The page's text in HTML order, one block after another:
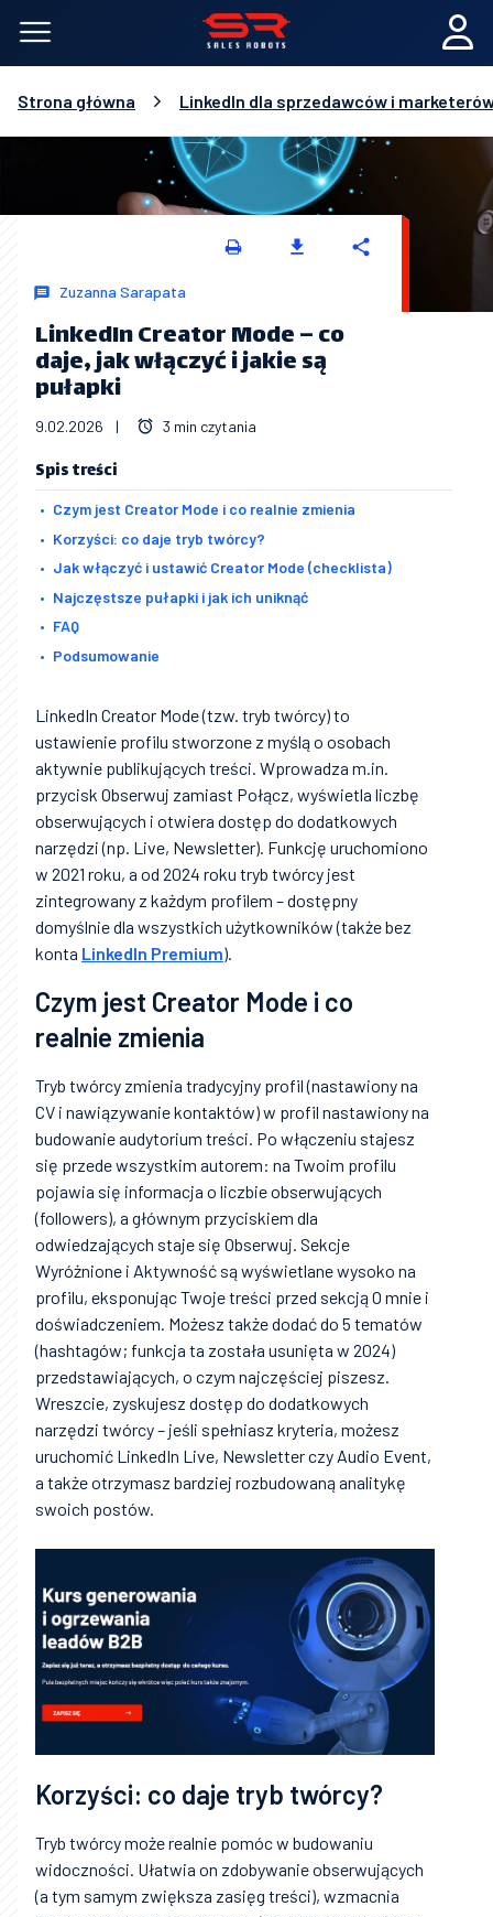
Strona główna LinkedIn dla sprzedawców i
Zuzanna Sarapata
LinkedIn Creator Mode – co
daje, jak włączyć i jakie są
pułapki
9.02.2026 | 3 min czytania
Spis treści
Czym jest Creator Mode i co realnie zmienia
Korzyści: co daje tryb twórcy?
Jak włączyć i ustawić Creator Mode (checklista)
Najczęstsze pułapki i jak ich uniknąć
FAQ
Podsumowanie
LinkedIn Creator Mode (tzw. tryb twórcy) to
ustawienie profilu stworzone z myślą o osobach
aktywnie publikujących treści. Wprowadza m.in.
przycisk Obserwuj zamiast Połącz, wyświetla liczbę
obserwujących i otwiera dostęp do dodatkowych
narzędzi (np. Live, Newsletter). Funkcję uruchomiono
w 2021 roku, a od 2024 roku tryb twórcy jest
zintegrowany z każdym profilem – dostępny
domyślnie dla wszystkich użytkowników (także bez
konta LinkedIn Premium).
Czym jest Creator Mode i co
realnie zmienia
Tryb twórcy zmienia tradycyjny profil (nastawiony na
CV i nawiązywanie kontaktów) w profil nastawiony na
budowanie audytorium treści. Po włączeniu stajesz
się przede wszystkim autorem: na Twoim profilu
pojawia się informacja o liczbie obserwujących
(followers), a głównym przyciskiem dla
odwiedzających staje się Obserwuj. Sekcje
Wyróżnione i Aktywność są wyświetlane wysoko na
profilu, eksponując Twoje treści przed sekcją O mnie i
doświadczeniem. Możesz także dodać do 5 tematów
(hashtagów; funkcja ta została usunięta w 2024)
przedstawiających, o czym najczęściej piszesz.
Wreszcie, zyskujesz dostęp do dodatkowych
narzędzi twórcy – jeśli spełniasz kryteria, możesz
uruchomić LinkedIn Live, Newsletter czy Audio Event,
a także otrzymasz bardziej rozbudowaną analitykę
swoich postów.
Korzyści: co daje tryb twórcy?
Tryb twórcy może realnie pomóc w budowaniu
widoczności. Ułatwia on zdobywanie obserwujących
(a tym samym zwiększa zasięg treści), wzmacnia